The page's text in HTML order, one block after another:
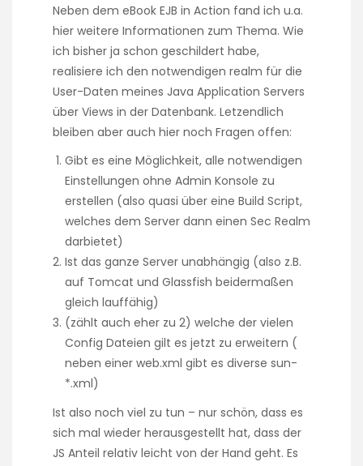
Neben dem eBook EJB in Action fand ich u.a.
hier weitere Informationen zum Thema. Wie
ich bisher ja schon geschildert habe,
realisiere ich den notwendigen realm für die
User-Daten meines Java Application Servers
über Views in der Datenbank. Letzendlich
bleiben aber auch hier noch Fragen offen:
Gibt es eine Möglichkeit, alle notwendigen
Einstellungen ohne Admin Konsole zu
erstellen (also quasi über eine Build Script,
welches dem Server dann einen Sec Realm
darbietet)
Ist das ganze Server unabhängig (also z.B.
auf Tomcat und Glassfish beidermaßen
gleich lauffähig)
(zählt auch eher zu 2) welche der vielen
Config Dateien gilt es jetzt zu erweitern (
neben einer web.xml gibt es diverse sun-
*.xml)
Ist also noch viel zu tun – nur schön, dass es
sich mal wieder herausgestellt hat, dass der
JS Anteil relativ leicht von der Hand geht. Es